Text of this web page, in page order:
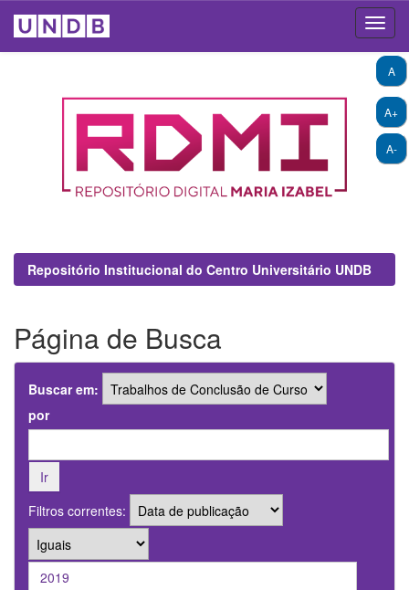
A+
A-
A
Repositório Institucional do Centro Universitário UNDB
Página de Busca
Buscar em:
por
Filtros correntes: